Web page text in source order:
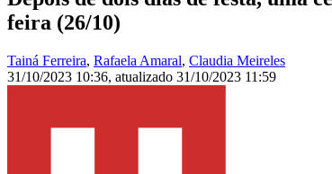
feira (26/10)
Tainá Ferreira, Rafaela Amaral, Claudia Meireles
31/10/2023 10:36, atualizado 31/10/2023 11:59